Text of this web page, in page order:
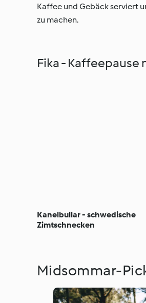
Kaffee und Gebäck serviert
zu machen.
Fika - Kaffeepause
Kanelbullar - schwedische
Zimtschnecken
Midsommar-